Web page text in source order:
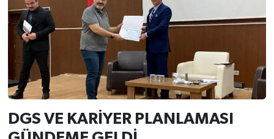
DGS VE KARİYER PLANLAMASI